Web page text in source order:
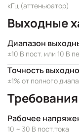
кГц (аттеньюатор)
Выходные
Диапазон
±10 В пост. или 10 В
Точность
±1% от полного
Рабочее
10 ~ 30 В пост.тока